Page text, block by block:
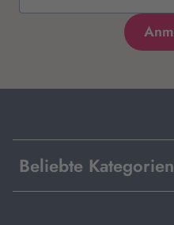
Beliebte Kategorien